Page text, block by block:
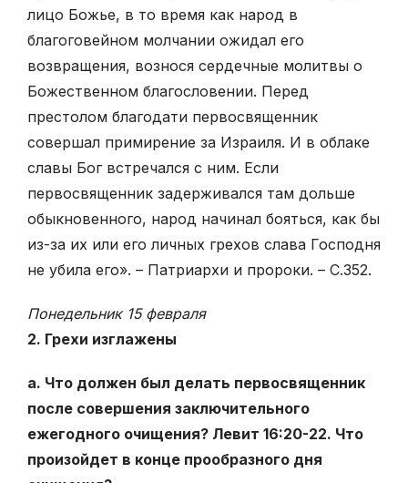
лицо Божье, в то время как народ в
благоговейном молчании ожидал его
возвращения, вознося сердечные молитвы о
Божественном благословении. Перед
престолом благодати первосвященник
совершал примирение за Израиля. И в облаке
славы Бог встречался с ним. Если
первосвященник задерживался там дольше
обыкновенного, народ начинал бояться, как бы
из-за их или его личных грехов слава Господня
не убила его». – Патриархи и пророки. – С.352.
Понедельник 15 февраля
2. Грехи изглажены
а. Что должен был делать первосвященник
после совершения заключительного
ежегодного очищения? Левит 16:20-22. Что
произойдет в конце прообразного дня